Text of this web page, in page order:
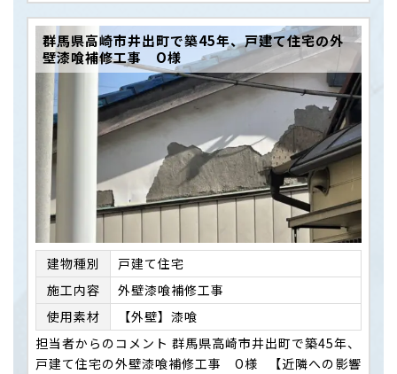
群馬県高崎市井出町で築45年、戸建て住宅の外
壁漆喰補修工事 O様
建物種別
戸建て住宅
施⼯内容
外壁漆喰補修工事
使用素材
【外壁】漆喰
担当者からのコメント 群馬県高崎市井出町で築45年、
戸建て住宅の外壁漆喰補修工事 O様 【近隣への影響